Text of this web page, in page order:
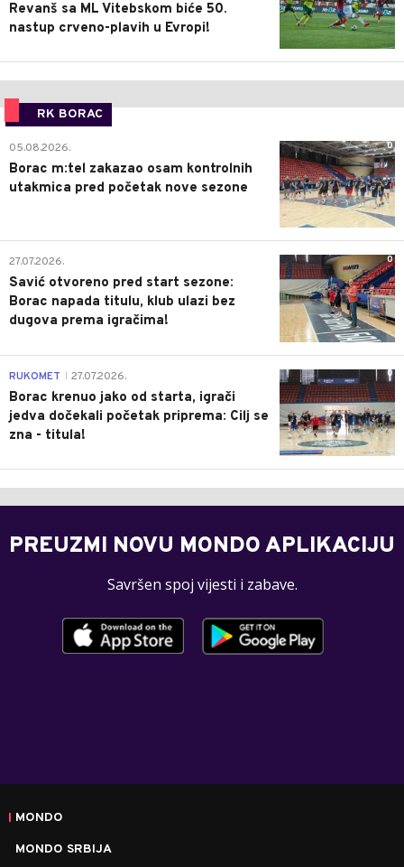
Revanš sa ML Vitebskom biće 50.
nastup crveno-plavih u Evropi!
RK BORAC
0
05.08.2026.
Borac m:tel zakazao osam kontrolnih
utakmica pred početak nove sezone
0
27.07.2026.
Savić otvoreno pred start sezone:
Borac napada titulu, klub ulazi bez
dugova prema igračima!
0
RUKOMET 27.07.2026.
Borac krenuo jako od starta, igrači
jedva dočekali početak priprema: Cilj se
zna - titula!
PREUZMI NOVU MONDO APLIKACIJU
Savršen spoj vijesti i zabave.
MONDO
MONDO SRBIJA